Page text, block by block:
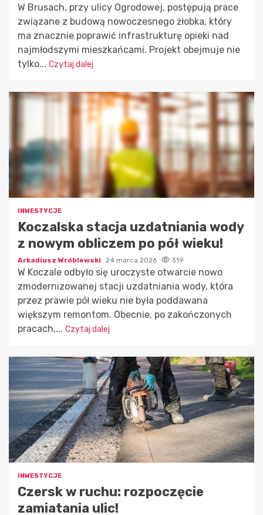
W Brusach, przy ulicy Ogrodowej, postępują prace
związane z budową nowoczesnego żłobka, który
ma znacznie poprawić infrastrukturę opieki nad
najmłodszymi mieszkańcami. Projekt obejmuje nie
tylko... Czytaj dalej
INWESTYCJE
Koczalska stacja uzdatniania wody
z nowym obliczem po pół wieku!
Arkadiusz Wróblewski 24 marca 2026 319
W Koczale odbyło się uroczyste otwarcie nowo
zmodernizowanej stacji uzdatniania wody, która
przez prawie pół wieku nie była poddawana
większym remontom. Obecnie, po zakończonych
pracach,... Czytaj dalej
INWESTYCJE
Czersk w ruchu: rozpoczęcie
zamiatania ulic!